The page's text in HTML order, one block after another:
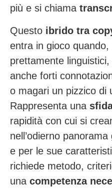
più e si chiama
Questo ibrido tra
entra in gioco
prettamente
anche forti
o magari un pizzico di
Rappresenta una
rapidità con cui si
nell’odierno
e per le sue
richiede metodo,
una competenza